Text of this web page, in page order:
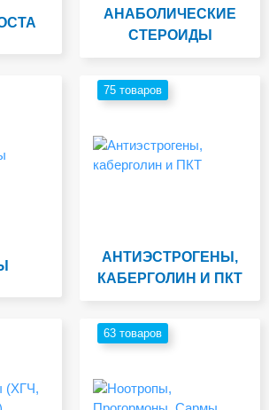
АНАБОЛИЧЕСКИЕ
СТЕРОИДЫ
75 товаров
АНТИЭСТРОГЕНЫ,
КАБЕРГОЛИН И ПКТ
63 товаров